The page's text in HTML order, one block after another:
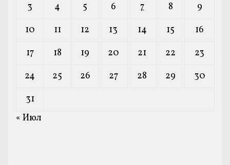
3
4 5 6 7 8
9
10
11 12 13 14 15
16
17
18 19 20 21 22
23
24
25 26 27 28 29
30
31
« Июл